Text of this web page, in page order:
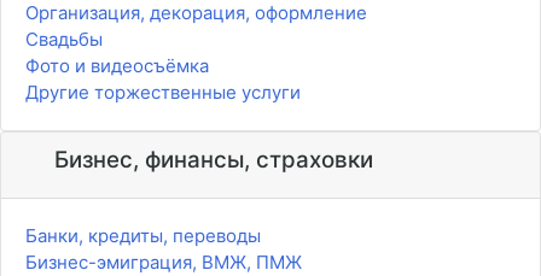
Организация, декорация, оформление
Свадьбы
Фото и видеосъёмка
Другие торжественные услуги
Бизнес, финансы, страховки
Банки, кредиты, переводы
Бизнес-эмиграция, ВМЖ, ПМЖ